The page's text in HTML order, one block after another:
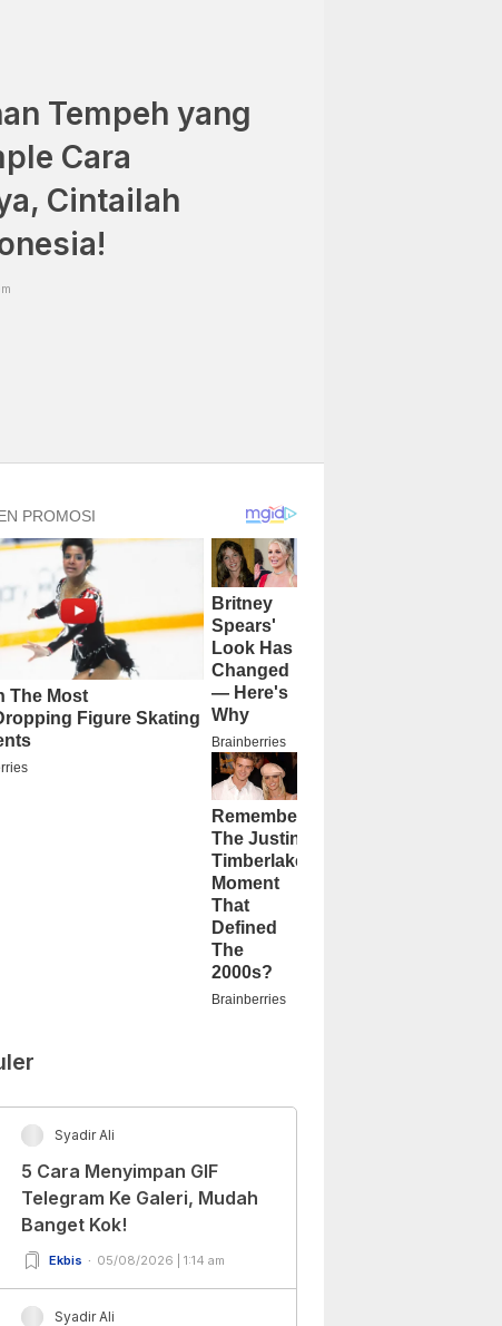
Tempeh yang
Cara
Cintailah
Syadir Ali
5 Cara Menyimpan GIF
Telegram Ke Galeri, Mudah
Banget Kok!
Ekbis 05/08/2026 | 1:14 am
Syadir Ali